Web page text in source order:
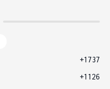
+1737
+1126